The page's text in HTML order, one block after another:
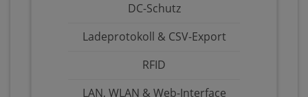
DC-Schutz
Ladeprotokoll & CSV-Export
RFID
LAN, WLAN & Web-Interface